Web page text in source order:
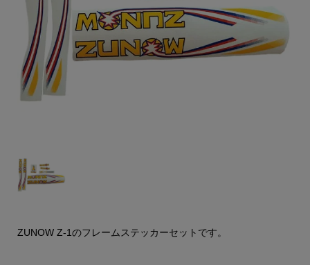
ZUNOW Z-1のフレームステッカーセットです。